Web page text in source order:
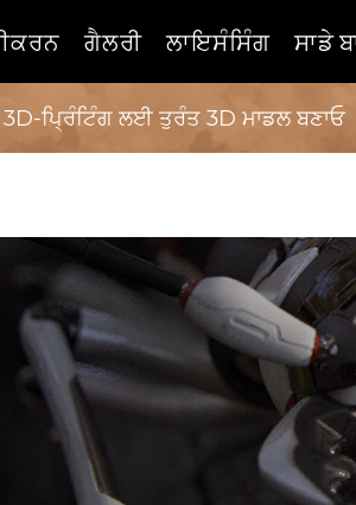
ਗੈਲਰੀ ਲਾਇਸੰਸਿੰਗ ਸਾਡੇ
ਪ੍ਰਿੰਟਿੰਗ ਲਈ ਤੁਰੰਤ 3D ਮਾਡਲ ਬਣਾਓ